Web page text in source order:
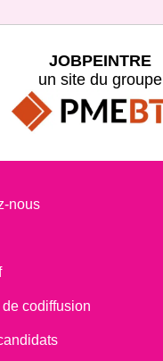
JOBPEINTRE
un site du groupe
nous
codiffusion